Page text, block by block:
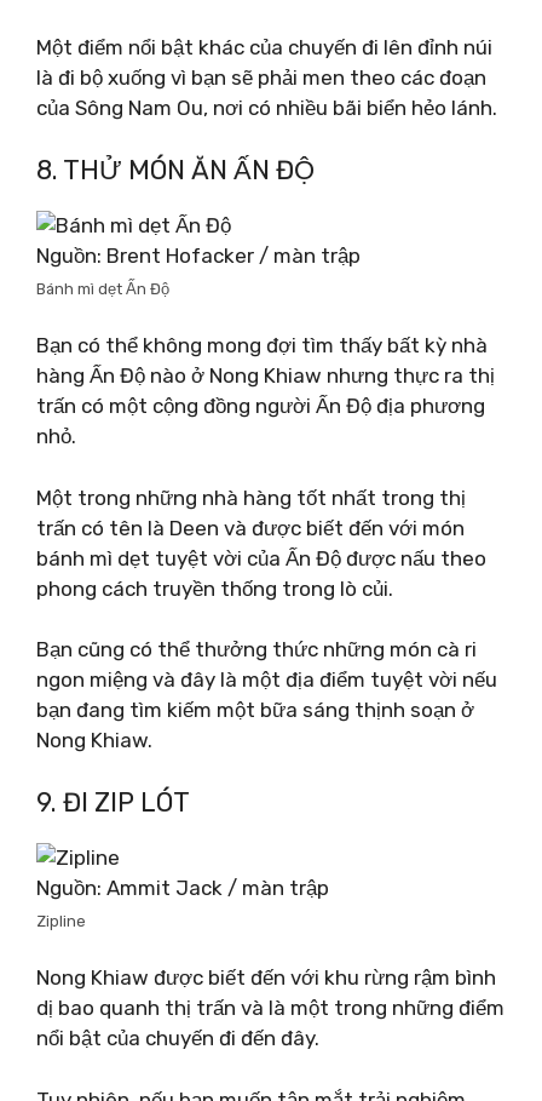
Một điểm nổi bật khác của chuyến đi lên đỉnh núi
là đi bộ xuống vì bạn sẽ phải men theo các đoạn
của Sông Nam Ou, nơi có nhiều bãi biển hẻo lánh.
8. THỬ MÓN ĂN ẤN ĐỘ
Nguồn: Brent Hofacker / màn trập
Bánh mì dẹt Ấn Độ
Bạn có thể không mong đợi tìm thấy bất kỳ nhà
hàng Ấn Độ nào ở Nong Khiaw nhưng thực ra thị
trấn có một cộng đồng người Ấn Độ địa phương
nhỏ.
Một trong những nhà hàng tốt nhất trong thị
trấn có tên là Deen và được biết đến với món
bánh mì dẹt tuyệt vời của Ấn Độ được nấu theo
phong cách truyền thống trong lò củi.
Bạn cũng có thể thưởng thức những món cà ri
ngon miệng và đây là một địa điểm tuyệt vời nếu
bạn đang tìm kiếm một bữa sáng thịnh soạn ở
Nong Khiaw.
9. ĐI ZIP LÓT
Nguồn: Ammit Jack / màn trập
Zipline
Nong Khiaw được biết đến với khu rừng rậm bình
dị bao quanh thị trấn và là một trong những điểm
nổi bật của chuyến đi đến đây.